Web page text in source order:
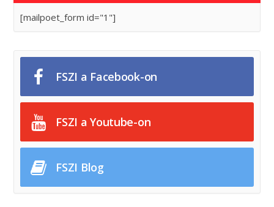
[mailpoet_form id="1"]
FSZI a Facebook-on
FSZI a Youtube-on
FSZI Blog